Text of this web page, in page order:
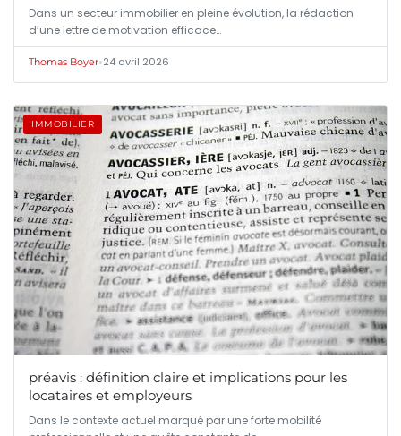
Dans un secteur immobilier en pleine évolution, la rédaction
d’une lettre de motivation efficace…
Thomas Boyer•24 avril 2026
IMMOBILIER
préavis : définition claire et implications pour les
locataires et employeurs
Dans le contexte actuel marqué par une forte mobilité